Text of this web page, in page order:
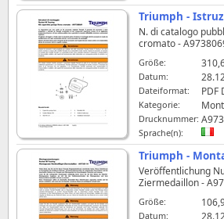
Triumph -
N. di catalogo
cromato -
Größe:
Datum:
Dateiformat: PDF
Kategorie:
Drucknummer:
Sprache(n):
Triumph -
Veröffentlichung
Ziermedaillon -
Größe:
Datum: